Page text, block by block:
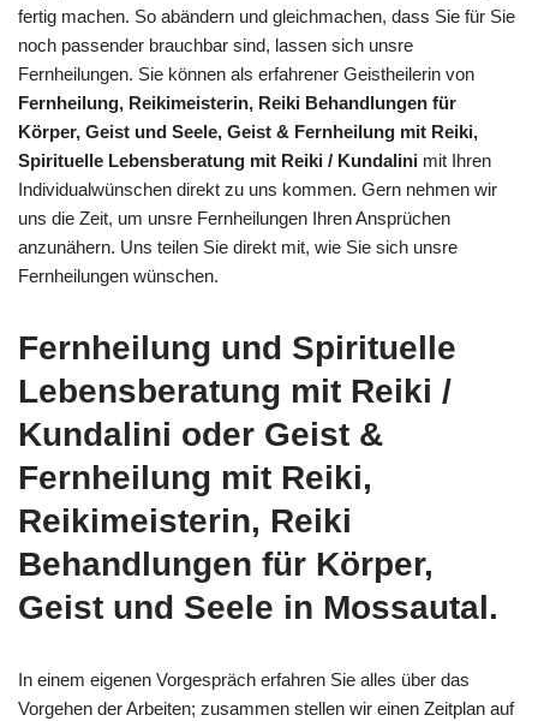
fertig machen. So abändern und gleichmachen, dass Sie für Sie
noch passender brauchbar sind, lassen sich unsre
Fernheilungen. Sie können als erfahrener Geistheilerin von
Fernheilung, Reikimeisterin, Reiki Behandlungen für
Körper, Geist und Seele, Geist & Fernheilung mit Reiki,
Spirituelle Lebensberatung mit Reiki / Kundalini mit Ihren
Individualwünschen direkt zu uns kommen. Gern nehmen wir
uns die Zeit, um unsre Fernheilungen Ihren Ansprüchen
anzunähern. Uns teilen Sie direkt mit, wie Sie sich unsre
Fernheilungen wünschen.
Fernheilung und Spirituelle
Lebensberatung mit Reiki /
Kundalini oder Geist &
Fernheilung mit Reiki,
Reikimeisterin, Reiki
Behandlungen für Körper,
Geist und Seele in Mossautal.
In einem eigenen Vorgespräch erfahren Sie alles über das
Vorgehen der Arbeiten; zusammen stellen wir einen Zeitplan auf